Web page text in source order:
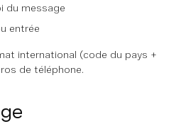
du message
entrée
international (code du pays +
de téléphone.